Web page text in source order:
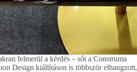
felmerül a kérdés – sőt a Construma
Design kiállításon is többször elhangzott,